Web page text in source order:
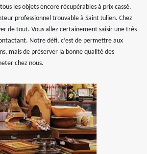
les objets encore récupérables à prix cassé.
professionnel trouvable à Saint Julien. Chez
de tout. Vous allez certainement saisir une très
Notre défi, c’est de permettre aux
mais de préserver la bonne qualité des
chez nous.